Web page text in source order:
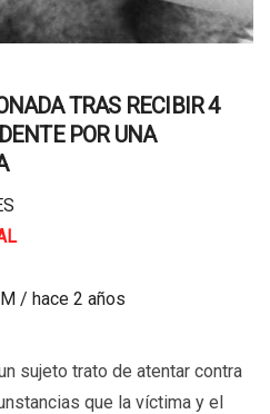
TRAS RECIBIR 4
POR UNA
/ hace 2 años
sujeto trato de atentar contra
que la víctima y el